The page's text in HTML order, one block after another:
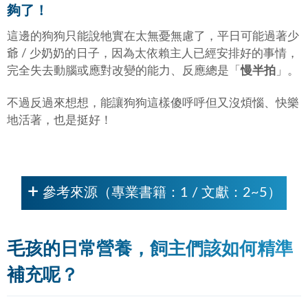
夠了！
這邊的狗狗只能說牠實在太無憂無慮了，平日可能過著少
爺 / 少奶奶的日子，因為太依賴主人已經安排好的事情，
完全失去動腦或應對改變的能力、反應總是「慢半拍 」。
不過反過來想想，能讓狗狗這樣傻呼呼但又沒煩惱、快樂
地活著，也是挺好！
參考來源（專業書籍：1 / 文獻：2~5）
毛孩的日常營養，飼主們該如何精準
補充呢？